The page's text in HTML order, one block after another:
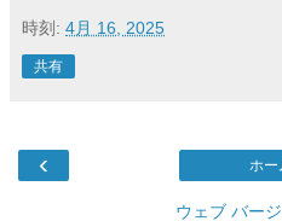
時刻: 4月 16, 2025
共有
‹ ホー
ウェブ バー